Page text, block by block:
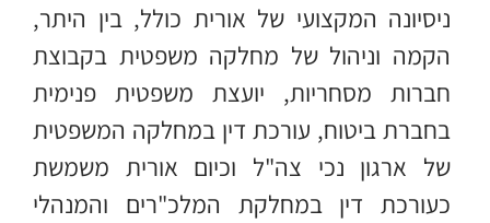
ניסיונה המקצועי של אורית כולל, בין היתר,
הקמה וניהול של מחלקה משפטית בקבוצת
חברות מסחריות, יועצת משפטית פנימית
בחברת ביטוח, עורכת דין במחלקה המשפטית
של ארגון נכי צה"ל וכיום אורית משמשת
כעורכת דין במחלקת המלכ"רים והמנהלי